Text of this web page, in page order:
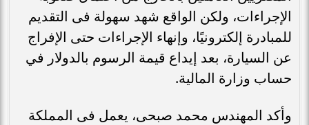
الإجراءات، ولكن الواقع شهد سهولة فى التقديم
للمبادرة إلكترونيًا، وإنهاء الإجراءات حتى الإفراج
عن السيارة، بعد إيداع قيمة الرسوم بالدولار في
حساب وزارة المالية.
وأكد المهندس محمد صبحى، يعمل فى المملكة